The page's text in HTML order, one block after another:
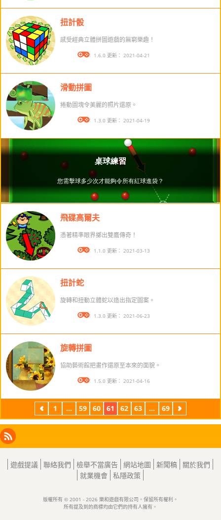
扭計骰
感受經典立體拼圖遊戲的無窮樂趣！
版本： 1.6.0 更新： 2021-04-21
滑動拼圖
捲動圖塊令美麗的照片還原。
版本： 1.3.0 更新： 2021-04-19
飛碟高爾夫
憑著精準眼界擲出雙鷹傳奇！
版本： 1.1.0 更新： 2021-03-13
扭計蛇
旋轉和扭動立體蛇以造出指定圖案。
版本： 1.3.0 更新： 2021-06-23
旋轉拼圖
協助藝術館把畫作還原至本來的面貌。
版本： 1.5.0 更新： 2021-04-16
上
一
1 ... 59 60 61 62 63 ... 69
下
一
Facebook
Instagram
X
LinkedIn
RSS
遊戲提議 聯絡我們 檢舉不當廣告 網站地圖 新聞稿
關於我們
就業機會 私隱政策
版權所有 © 2001 - 2026 樂和遊戲有限公司。保留所有權利。
所有提及到的商標均由它們的持有人擁有。